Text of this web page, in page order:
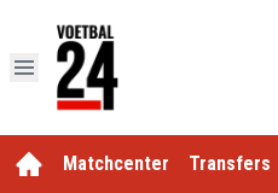
Matchcenter Transfers